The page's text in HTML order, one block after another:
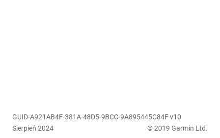
GUID-A921AB4F-381A-48D5-9BCC-9A895445C84F v10
Sierpień 2024
© 2019 Garmin Ltd.